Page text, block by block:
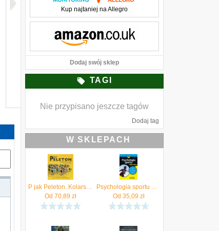
Kup najtaniej na Allegro
Dodaj swój sklep
TAGI
Nie przypisano jeszcze tagów
Dodaj tag
W SKLEPACH
P jak Peleton. Kolarstwo od A do Z
Od 70,89 zł
Psychologia sportu dla bystrzaków
Od 35,09 zł